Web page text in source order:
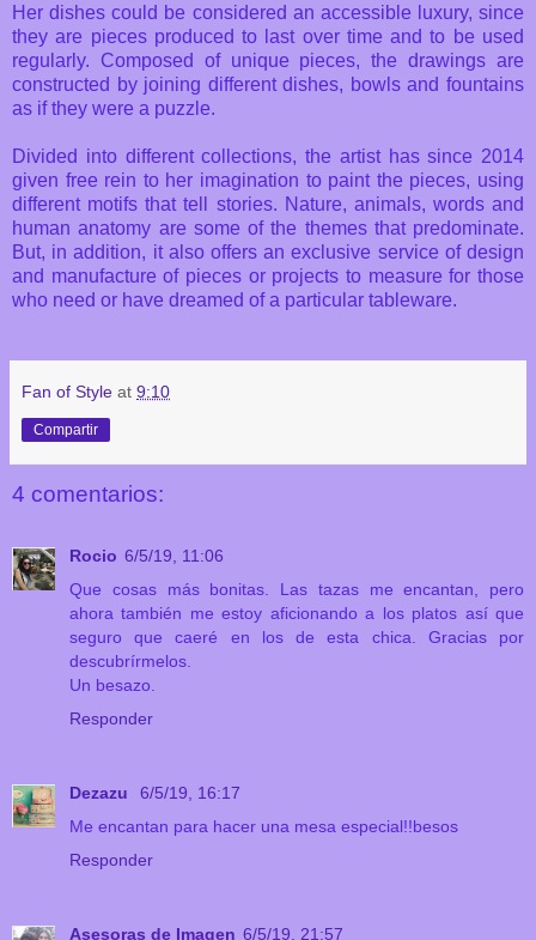
Her dishes could be considered an accessible luxury, since
they are pieces produced to last over time and to be used
regularly. Composed of unique pieces, the drawings are
constructed by joining different dishes, bowls and fountains
as if they were a puzzle.
Divided into different collections, the artist has since 2014
given free rein to her imagination to paint the pieces, using
different motifs that tell stories. Nature, animals, words and
human anatomy are some of the themes that predominate.
But, in addition, it also offers an exclusive service of design
and manufacture of pieces or projects to measure for those
who need or have dreamed of a particular tableware.
Fan of Style at 9:10
Compartir
4 comentarios:
Rocio 6/5/19, 11:06
Que cosas más bonitas. Las tazas me encantan, pero
ahora también me estoy aficionando a los platos así que
seguro que caeré en los de esta chica. Gracias por
descubrírmelos.
Un besazo.
Responder
Dezazu
6/5/19, 16:17
Me encantan para hacer una mesa especial!!besos
Responder
Asesoras de Imagen 6/5/19, 21:57